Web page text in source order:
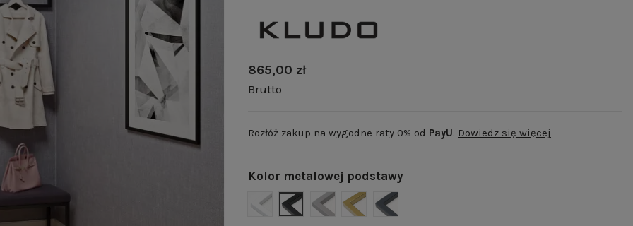
865,00 zł
Brutto
Rozłóż zakup na wygodne raty 0% od PayU. Dowiedz się więcej
Kolor metalowej podstawy
BIAŁY MAT | RAL 9003
CZARNY MAT | RAL 9005
SZARY MAT | RAL 7004
ZŁOTY POŁYSK | RAL 1036
GRAFITOWY MAT | RAL 7024